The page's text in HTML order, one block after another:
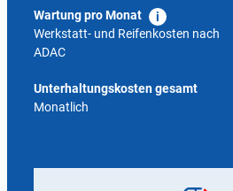
Wartung pro Monat
Werkstatt- und Reifenkosten nach
ADAC
Unterhaltungskosten gesamt
Monatlich